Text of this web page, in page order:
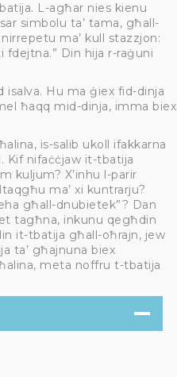
L-agħar nies kienu
simbolu ta’ tama, għall-
ma’ kull stazzjon:
fdejtna.” Din hija r-raġuni
isalva. Hu ma ġiex fid-dinja
ħaqq mid-dinja, imma biex
is-salib ukoll ifakkarna
Kif nifaċċjaw it-tbatija
kuljum? X’inhu l-parir
ma’ xi kuntrarju?
għall-dnubietek”? Dan
tagħna, inkunu qegħdin
it-tbatija għall-oħrajn, jew
ta’ għajnuna biex
meta noffru t-tbatija